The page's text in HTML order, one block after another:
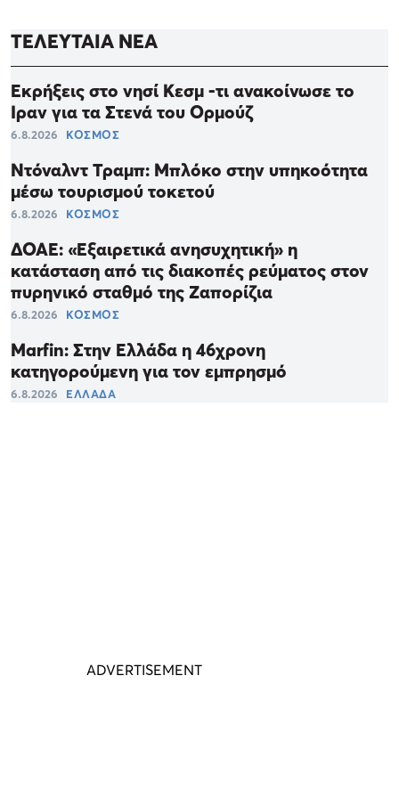
ΤΕΛΕΥΤΑΙΑ ΝΕΑ
Εκρήξεις στο νησί Κεσμ -τι ανακοίνωσε το
Ιραν για τα Στενά του Ορμούζ
6.8.2026 ΚΟΣΜΟΣ
Ντόναλντ Τραμπ: Μπλόκο στην υπηκοότητα
μέσω τουρισμού τοκετού
6.8.2026 ΚΟΣΜΟΣ
ΔΟΑΕ: «Εξαιρετικά ανησυχητική» η
κατάσταση από τις διακοπές ρεύματος στον
πυρηνικό σταθμό της Ζαπορίζια
6.8.2026 ΚΟΣΜΟΣ
Marfin: Στην Ελλάδα η 46χρονη
κατηγορούμενη για τον εμπρησμό
6.8.2026 ΕΛΛΑΔΑ